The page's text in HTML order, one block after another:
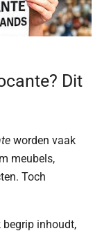
Dit
worden vaak
meubels,
Toch
begrip inhoudt,